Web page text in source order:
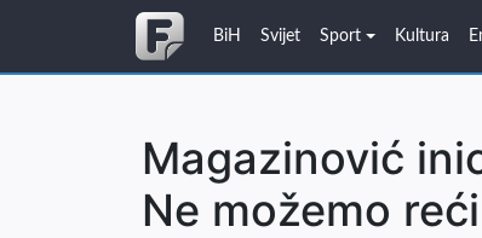
BiH Svijet Sport Kultura
Magazinović
Ne možemo